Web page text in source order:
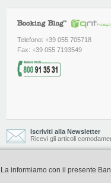
Telefono: +39 055 705718
Fax: +39 055 7193549
Iscriviti alla Newsletter
Ricevi gli articoli
Booking Blog è realizzato e curato
La informiamo con il presente